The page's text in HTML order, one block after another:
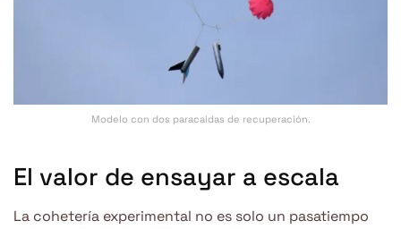
Modelo con dos paracaidas de recuperación.
El valor de ensayar a escala
La cohetería experimental no es solo un pasatiempo